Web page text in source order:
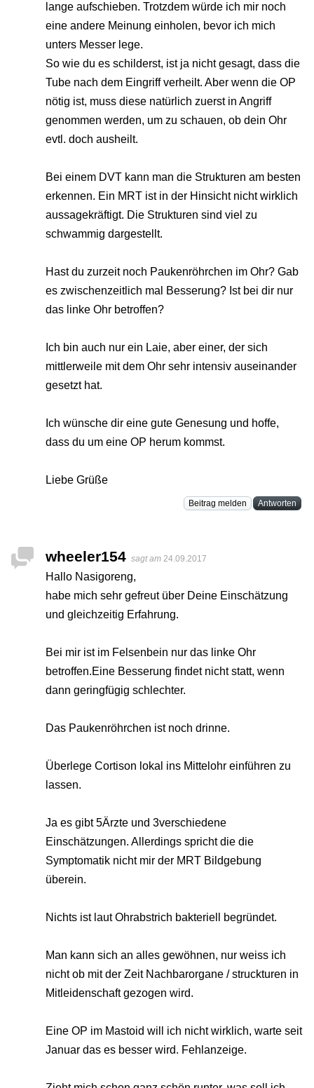
lange aufschieben. Trotzdem würde ich mir noch
eine andere Meinung einholen, bevor ich mich
unters Messer lege.
So wie du es schilderst, ist ja nicht gesagt, dass die
Tube nach dem Eingriff verheilt. Aber wenn die OP
nötig ist, muss diese natürlich zuerst in Angriff
genommen werden, um zu schauen, ob dein Ohr
evtl. doch ausheilt.
Bei einem DVT kann man die Strukturen am besten
erkennen. Ein MRT ist in der Hinsicht nicht wirklich
aussagekräftigt. Die Strukturen sind viel zu
schwammig dargestellt.
Hast du zurzeit noch Paukenröhrchen im Ohr? Gab
es zwischenzeitlich mal Besserung? Ist bei dir nur
das linke Ohr betroffen?
Ich bin auch nur ein Laie, aber einer, der sich
mittlerweile mit dem Ohr sehr intensiv auseinander
gesetzt hat.
Ich wünsche dir eine gute Genesung und hoffe,
dass du um eine OP herum kommst.
Liebe Grüße
Beitrag melden Antworten
wheeler154 sagt am 24.09.2017
Hallo Nasigoreng,
habe mich sehr gefreut über Deine Einschätzung
und gleichzeitig Erfahrung.
Bei mir ist im Felsenbein nur das linke Ohr
betroffen.Eine Besserung findet nicht statt, wenn
dann geringfügig schlechter.
Das Paukenröhrchen ist noch drinne.
Überlege Cortison lokal ins Mittelohr einführen zu
lassen.
Ja es gibt 5Ärzte und 3verschiedene
Einschätzungen. Allerdings spricht die die
Symptomatik nicht mir der MRT Bildgebung
überein.
Nichts ist laut Ohrabstrich bakteriell begründet.
Man kann sich an alles gewöhnen, nur weiss ich
nicht ob mit der Zeit Nachbarorgane / struckturen in
Mitleidenschaft gezogen wird.
Eine OP im Mastoid will ich nicht wirklich, warte seit
Januar das es besser wird. Fehlanzeige.